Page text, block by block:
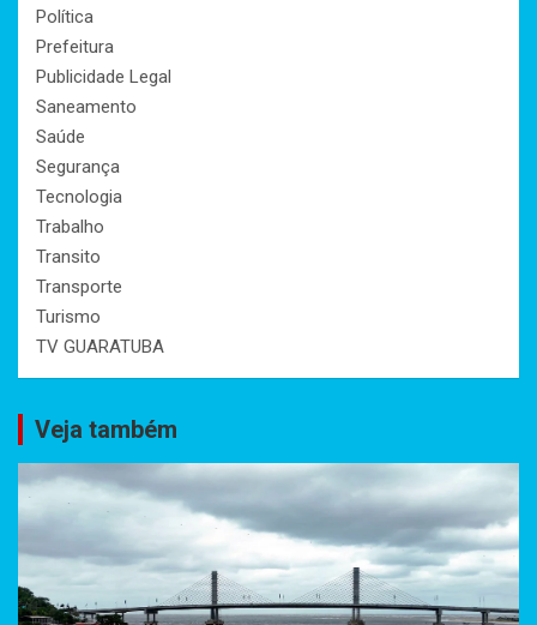
Política
Prefeitura
Publicidade Legal
Saneamento
Saúde
Segurança
Tecnologia
Trabalho
Transito
Transporte
Turismo
TV GUARATUBA
Veja também